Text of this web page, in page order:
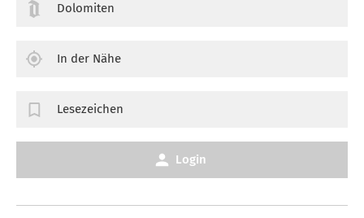
Dolomiten
In der Nähe
Lesezeichen
Login